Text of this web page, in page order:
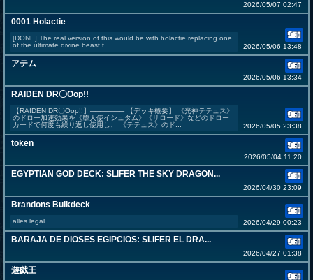
2026/05/07 02:47
0001 Holactie
[DONE] The real version of this would be with holactie replacing one
of the ultimate divine beast t...
2026/05/06 13:48
アテム
2026/05/06 13:34
RAIDEN DR〇Oop!!
【RAIDEN DR〇Oop!!】 ​─────── 【デッキ概要】 《光神テテュス》
のドロー加速効果を《堕天使イシュタム》《リロード》などのドロー
カードで何度も繰り返し使用し、 《テテュス》のド...
2026/05/05 23:38
token
2026/05/04 11:20
EGYPTIAN GOD DECK: SLIFER THE SKY DRAGON...
2026/04/30 23:09
Brandons Bulkdeck
alles legal 2026/04/29 00:23
BARAJA DE DIOSES EGIPCIOS: SLIFER EL DRA...
2026/04/27 01:38
遊戯王